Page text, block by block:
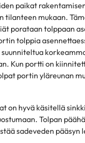
paikat
tilanteen mukaan.
porataan tolppaan
tolppia
Kun portti on
portin yläreunan
on hyvä käsitellä
Tolpan
sadeveden pääsyn